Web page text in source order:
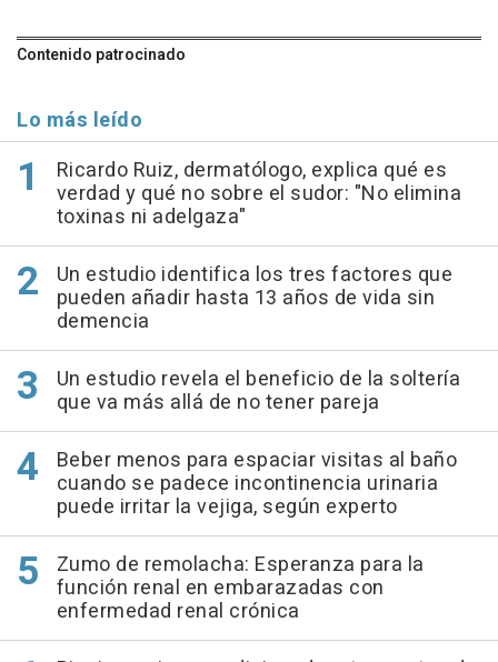
Contenido patrocinado
Lo más leído
Ricardo Ruiz, dermatólogo, explica qué es
verdad y qué no sobre el sudor: "No elimina
toxinas ni adelgaza"
Un estudio identifica los tres factores que
pueden añadir hasta 13 años de vida sin
demencia
Un estudio revela el beneficio de la soltería
que va más allá de no tener pareja
Beber menos para espaciar visitas al baño
cuando se padece incontinencia urinaria
puede irritar la vejiga, según experto
Zumo de remolacha: Esperanza para la
función renal en embarazadas con
enfermedad renal crónica